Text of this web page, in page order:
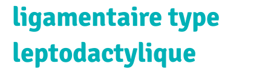
ligamentaire type
leptodactylique